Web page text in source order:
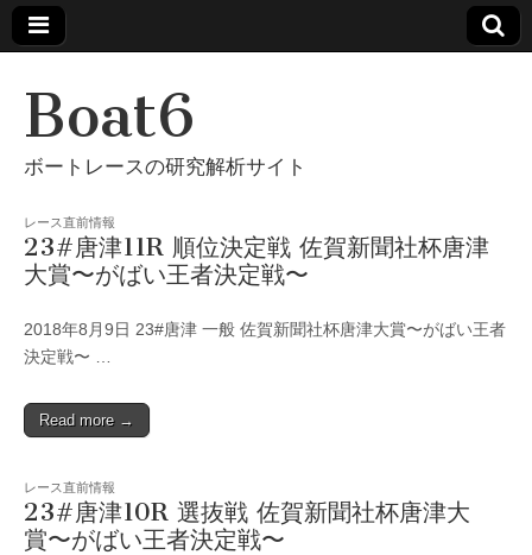
Boat6
ボートレースの研究解析サイト
レース直前情報
23#唐津11R 順位決定戦 佐賀新聞社杯唐津
大賞〜がばい王者決定戦〜
2018年8月9日 23#唐津 一般 佐賀新聞社杯唐津大賞〜がばい王者
決定戦〜 …
Read more →
レース直前情報
23#唐津10R 選抜戦 佐賀新聞社杯唐津大
賞〜がばい王者決定戦〜